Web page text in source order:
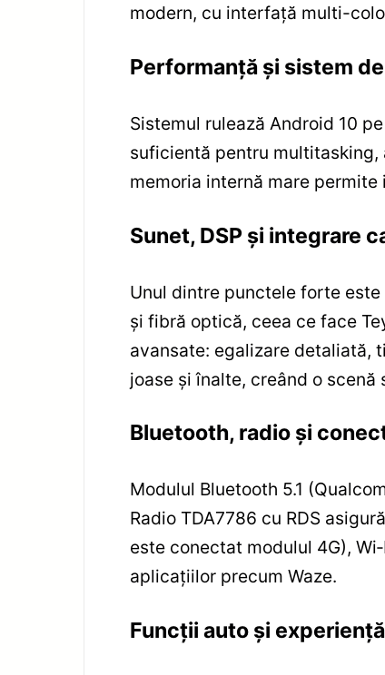
modern, cu interfață multi-
Performanță și sistem
Sistemul rulează Android 10
suficientă pentru
memoria internă mare
Sunet, DSP și integrare
Unul dintre punctele forte
și fibră optică, ceea ce face
avansate: egalizare detaliată,
joase și înalte, creând o
Bluetooth, radio și
Modulul Bluetooth 5.1
Radio TDA7786 cu RDS
este conectat modulul 4G),
aplicațiilor precum Waze.
Funcții auto și